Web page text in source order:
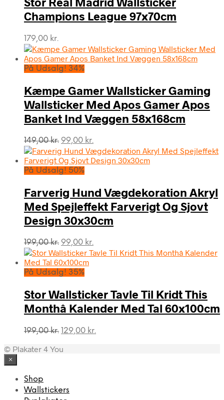
Champions League 97x70cm
179,00 kr.
På Udsalg! 34%
Kæmpe Gamer Wallsticker Gaming
Wallsticker Med Apos Gamer Apos
Banket Ind Væggen 58x168cm
149,00kr. Den
oprindelige
pris
var:
99,00 kr.
aktuelle
pris
På Udsalg! 50%
Farverig Hund Vægdekoration Akryl
Med Spejleffekt Farverigt Og Sjovt
Design 30x30cm
199,00kr. Den
oprindelige
pris
var:
99,00 kr.
aktuelle
På Udsalg! 35%
Stor Wallsticker Tavle Til Kridt This
Monthâ Kalender Med Tal 60x100cm
199,00kr. Den
pris
129,00 kr.
© Plakater 4 You
×
Shop
Wallstickers